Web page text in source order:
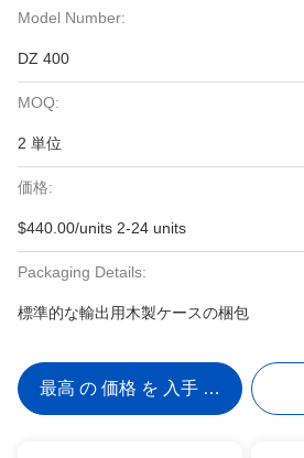
Model Number:
DZ 400
MOQ:
2 単位
価格:
$440.00/units 2-24 units
Packaging Details:
標準的な輸出用木製ケースの梱包
最高 の 価格 を 入手 する